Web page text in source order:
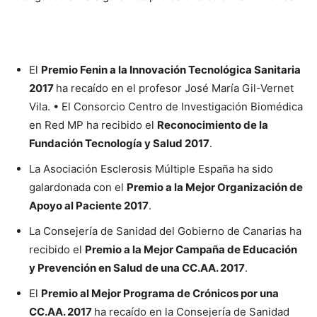
El Premio Fenin a la Innovación Tecnológica Sanitaria
2017 ha recaído en el profesor José María Gil-Vernet
Vila. • El Consorcio Centro de Investigación Biomédica
en Red MP ha recibido el Reconocimiento de la
Fundación Tecnología y Salud 2017.
La Asociación Esclerosis Múltiple España ha sido
galardonada con el Premio a la Mejor Organización de
Apoyo al Paciente 2017.
La Consejería de Sanidad del Gobierno de Canarias ha
recibido el Premio a la Mejor Campaña de Educación
y Prevención en Salud de una CC.AA. 2017.
El Premio al Mejor Programa de Crónicos por una
CC.AA. 2017 ha recaído en la Consejería de Sanidad